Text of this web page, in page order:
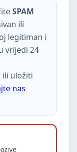
SPAM
ili
legitiman i
vrijedi 24
ili uložiti
nas